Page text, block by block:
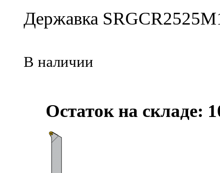
Державка
В наличии
Остаток на складе: